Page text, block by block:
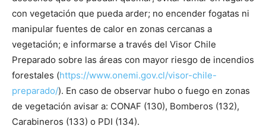
con vegetación que pueda arder; no encender fogatas ni
manipular fuentes de calor en zonas cercanas a
vegetación; e informarse a través del Visor Chile
Preparado sobre las áreas con mayor riesgo de incendios
forestales (https://www.onemi.gov.cl/visor-chile-
preparado/). En caso de observar hubo o fuego en zonas
de vegetación avisar a: CONAF (130), Bomberos (132),
Carabineros (133) o PDI (134).